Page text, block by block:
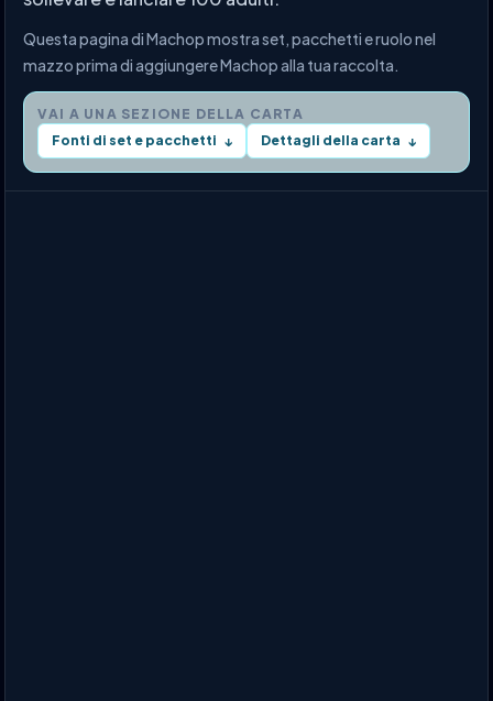
Questa pagina di Machop mostra set, pacchetti e ruolo nel
mazzo prima di aggiungere Machop alla tua raccolta.
VAI A UNA SEZIONE DELLA CARTA
Fonti di set e pacchetti ↓ Dettagli della carta ↓